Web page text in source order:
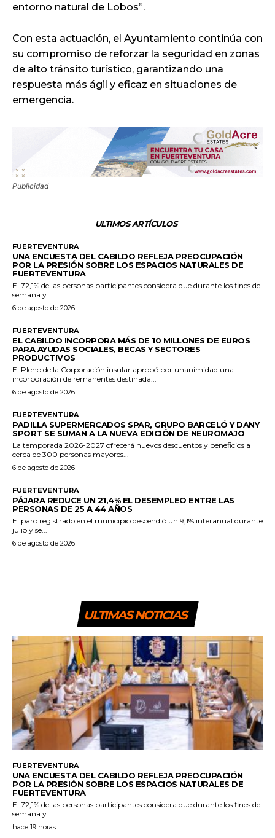
entorno natural de Lobos”.
Con esta actuación, el Ayuntamiento continúa con
su compromiso de reforzar la seguridad en zonas
de alto tránsito turístico, garantizando una
respuesta más ágil y eficaz en situaciones de
emergencia.
Publicidad
ULTIMOS ARTÍCULOS
FUERTEVENTURA
UNA ENCUESTA DEL CABILDO REFLEJA PREOCUPACIÓN
POR LA PRESIÓN SOBRE LOS ESPACIOS NATURALES DE
FUERTEVENTURA
El 72,1% de las personas participantes considera que durante los fines de
semana y...
6 de agosto de 2026
FUERTEVENTURA
EL CABILDO INCORPORA MÁS DE 10 MILLONES DE EUROS
PARA AYUDAS SOCIALES, BECAS Y SECTORES
PRODUCTIVOS
El Pleno de la Corporación insular aprobó por unanimidad una
incorporación de remanentes destinada...
6 de agosto de 2026
FUERTEVENTURA
PADILLA SUPERMERCADOS SPAR, GRUPO BARCELÓ Y DANY
SPORT SE SUMAN A LA NUEVA EDICIÓN DE NEUROMAJO
La temporada 2026-2027 ofrecerá nuevos descuentos y beneficios a
cerca de 300 personas mayores...
6 de agosto de 2026
FUERTEVENTURA
PÁJARA REDUCE UN 21,4% EL DESEMPLEO ENTRE LAS
PERSONAS DE 25 A 44 AÑOS
El paro registrado en el municipio descendió un 9,1% interanual durante
julio y se...
6 de agosto de 2026
ULTIMAS NOTICIAS
FUERTEVENTURA
UNA ENCUESTA DEL CABILDO REFLEJA PREOCUPACIÓN
POR LA PRESIÓN SOBRE LOS ESPACIOS NATURALES DE
FUERTEVENTURA
El 72,1% de las personas participantes considera que durante los fines de
semana y...
hace 19 horas